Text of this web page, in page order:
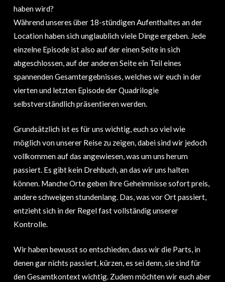
haben wird?
Während unseres über 18-stündigen Aufenthaltes an der
Location haben sich unglaublich viele Dinge ergeben. Jede
einzelne Episode ist also auf der einen Seite in sich
abgeschlossen, auf der anderen Seite ein Teil eines
spannenden Gesamtergebnisses, welches wir euch in der
vierten und letzten Episode der Quadrilogie
selbstverständlich präsentieren werden.
Grundsätzlich ist es für uns wichtig, euch so viel wie
möglich von unserer Reise zu zeigen, dabei sind wir jedoch
vollkommen auf das angewiesen, was um uns herum
passiert. Es gibt kein Drehbuch, an das wir uns halten
können. Manche Orte geben ihre Geheimnisse sofort preis,
andere schweigen stundenlang. Das, was vor Ort passiert,
entzieht sich in der Regel fast vollständig unserer
Kontrolle.
Wir haben bewusst so entschieden, dass wir die Parts, in
denen gar nichts passiert, kürzen, es sei denn, sie sind für
den Gesamtkontext wichtig. Zudem möchten wir euch aber